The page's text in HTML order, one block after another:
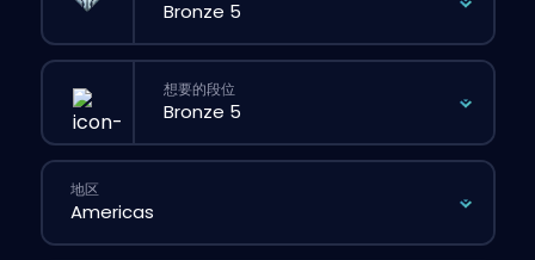
想要的段位
地区